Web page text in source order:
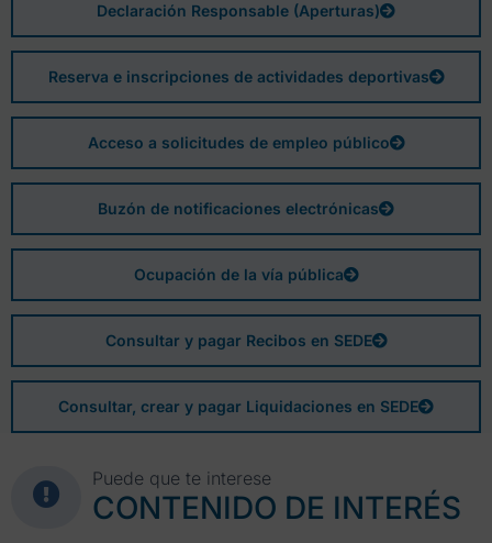
Declaración Responsable (Aperturas)
Reserva e inscripciones de actividades deportivas
Acceso a solicitudes de empleo público
Buzón de notificaciones electrónicas
Ocupación de la vía pública
Consultar y pagar Recibos en SEDE
Consultar, crear y pagar Liquidaciones en SEDE
Puede que te interese
CONTENIDO DE INTERÉS